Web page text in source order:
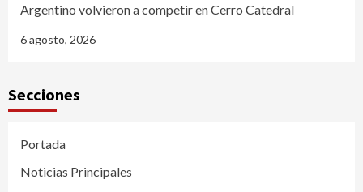
Argentino volvieron a competir en Cerro Catedral
6 agosto, 2026
Secciones
Portada
Noticias Principales